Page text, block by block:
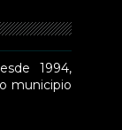
1994,
municipio